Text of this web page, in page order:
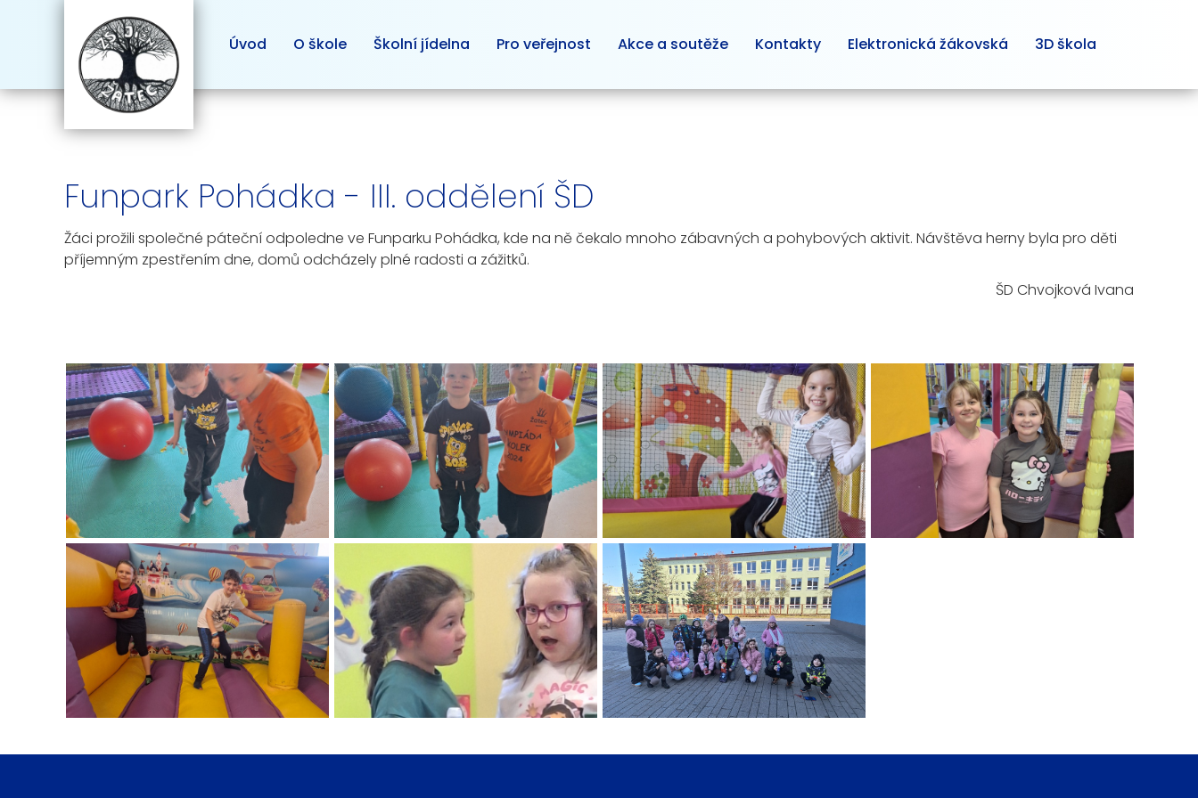
Úvod O škole Školní jídelna Pro veřejnost Akce a soutěže Kontakty Elektronická žákovská 3D škola
Funpark Pohádka - III. oddělení ŠD
Žáci prožili společné páteční odpoledne ve Funparku Pohádka, kde na ně čekalo mnoho zábavných a pohybových aktivit. Návštěva herny byla pro děti
příjemným zpestřením dne, domů odcházely plné radosti a zážitků.
ŠD Chvojková Ivana